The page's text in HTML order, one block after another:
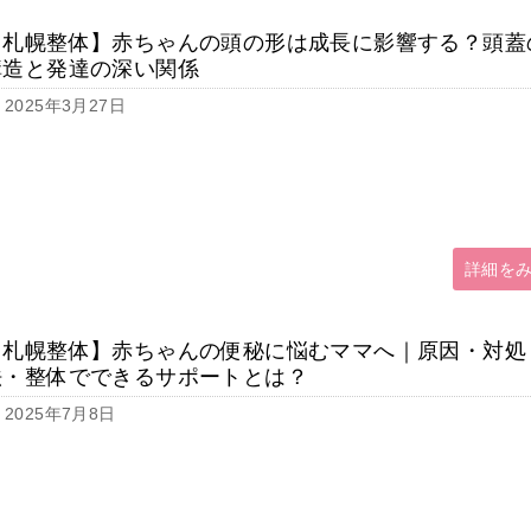
幌整体】赤ちゃんの頭の形は成長に影響する？頭蓋
と発達の深い関係
2025年3月27日
詳細を
幌整体】赤ちゃんの便秘に悩むママへ｜原因・対処
整体でできるサポートとは？
2025年7月8日